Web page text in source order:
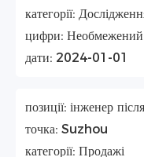
категорії:
цифри: Необмежений
дати: 2024-01-01
позиції: інженер
точка: Suzhou
категорії: Продажі